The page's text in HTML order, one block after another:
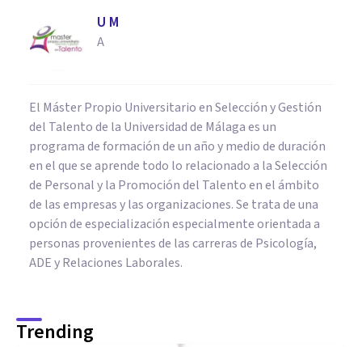
U M
A
El Máster Propio Universitario en Selección y Gestión
del Talento de la Universidad de Málaga es un
programa de formación de un año y medio de duración
en el que se aprende todo lo relacionado a la Selección
de Personal y la Promoción del Talento en el ámbito
de las empresas y las organizaciones. Se trata de una
opción de especialización especialmente orientada a
personas provenientes de las carreras de Psicología,
ADE y Relaciones Laborales.
Trending